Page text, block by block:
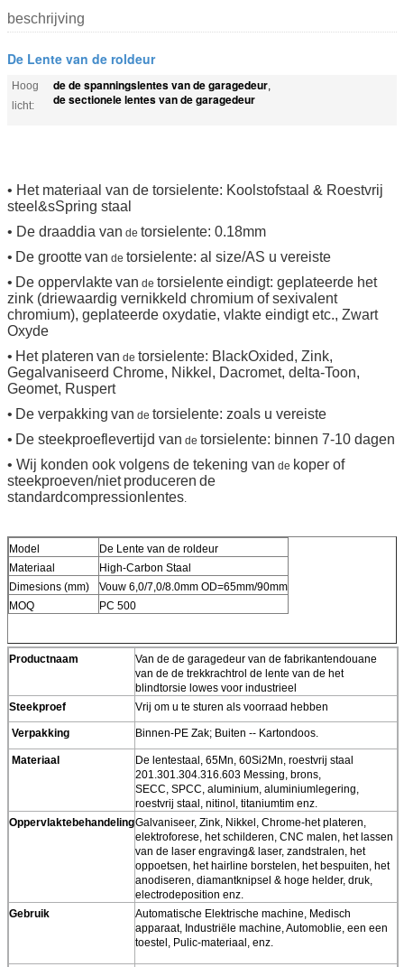
beschrijving
De Lente van de roldeur
Hoog
licht:
de de spanningslentes van de garagedeur,
de sectionele lentes van de garagedeur
• Het materiaal van de torsielente: Koolstofstaal & Roestvrij
steel&sSpring staal
• De draaddia van de torsielente: 0.18mm
• De groottevan de torsie lente: al size/AS u vereiste
• De oppervlaktevan de torsie lenteeindigt: geplateerde het
zink (driewaardig vernikkeld chromium of sexivalent
chromium), geplateerde oxydatie, vlakte eindigt etc., Zwart
Oxyde
• Het plateren van de torsie lente: BlackOxided, Zink,
Gegalvaniseerd Chrome, Nikkel, Dacromet, delta-Toon,
Geomet, Ruspert
• De verpakking van de torsie lente: zoals u vereiste
• De steekproeflevertijd van de torsielente: binnen 7-10 dagen
• Wij konden ook volgens de tekening van de koper of
steekproeven/niet produceren de
standardcompressionlentes.
Model
De Lente van de roldeur
Materiaal
High-Carbon Staal
Dimesions (mm)
Vouw 6,0/7,0/8.0mm OD=65mm/90mm
MOQ
PC 500
Productnaam
Van de de garagedeur van de fabrikantendouane
van de de trekkrachtrol de lente van de het
blindtorsie lowes voor industrieel
Steekproef
Vrij om u te sturen als voorraad hebben
Verpakking Binnen-PE Zak; Buiten -- Kartondoos.
Materiaal
De lentestaal, 65Mn, 60Si2Mn, roestvrij staal
201.301.304.316.603 Messing, brons,
SECC, SPCC, aluminium, aluminiumlegering,
roestvrij staal, nitinol, titaniumtim enz.
OppervlaktebehandelingGalvaniseer, Zink, Nikkel, Chrome-het plateren,
elektroforese, het schilderen, CNC malen, het lassen
van de laser engraving& laser, zandstralen, het
oppoetsen, het hairline borstelen, het bespuiten, het
anodiseren, diamantknipsel & hoge helder, druk,
electrodeposition enz.
Gebruik
Automatische Elektrische machine, Medisch
apparaat, Industriële machine, Automoblie, een een
toestel, Pulic-materiaal, enz.